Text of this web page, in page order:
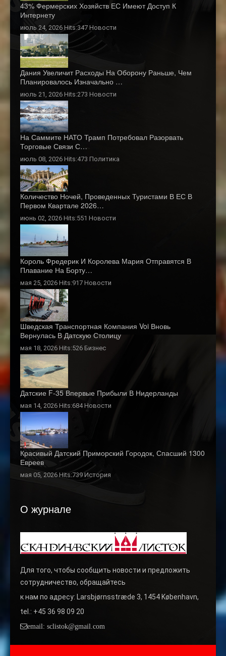
43% Фермерских Хозяйств ЕС Имеют Доступ К
Интернету
июль 24, 2026 Hits:347 Новости
Дания Увеличит Расходы На Оборону Раньше, Чем
Планировалось Изначально …
июль 21, 2026 Hits:273 Новости
На Саммите НАТО Трамп Потребовал Разорвать
Торговые Связи С…
июль 08, 2026 Hits:473 Политика
Количество Ночей, Проведенных Туристами В ЕС В
Первом Квартале 2026…
июнь 02, 2026 Hits:551 Новости
Король Фредерик И Королева Мария Отправятся В
Плавание На Борту…
мая 25, 2026 Hits:917 Новости
Шведская Транспортная Компания Voi Вновь
Вернулась В Датскую Столицу
мая 18, 2026 Hits:526 Бизнес
Датские F-35 Впервые Прибыли В Нидерланды
мая 14, 2026 Hits:684Новости
Красивый Датский Приморский Городок, Спасший 1300
Евреев
мая 05, 2026 Hits:739 История
О журнале
Для того, чтобы сообщить новости и предложить
сотрудничество, обращайтесь
к нам по адресу: Larsbjørnsstræde 3, 1454 København,
tel.: +45 36 98 09 20
email: sclistok@gmail.com